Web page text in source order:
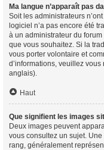
Ma langue n’apparaît pas
Soit les administrateurs
logiciel n’a pas encore été
à un administrateur du
que vous souhaitez. Si la
vous porter volontaire et
d’informations, veuillez vous
anglais).
Haut
Que signifient les images
Deux images peuvent
vous consultez un sujet.
rang, généralement